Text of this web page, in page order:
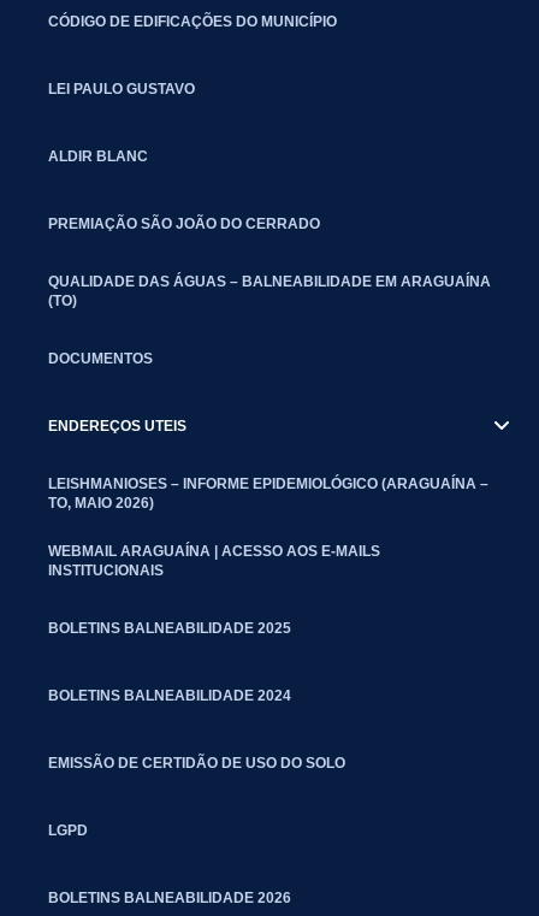
CÓDIGO DE EDIFICAÇÕES DO MUNICÍPIO
LEI PAULO GUSTAVO
ALDIR BLANC
PREMIAÇÃO SÃO JOÃO DO CERRADO
QUALIDADE DAS ÁGUAS – BALNEABILIDADE EM ARAGUAÍNA
(TO)
DOCUMENTOS
ENDEREÇOS UTEIS
LEISHMANIOSES – INFORME EPIDEMIOLÓGICO (ARAGUAÍNA –
TO, MAIO 2026)
WEBMAIL ARAGUAÍNA | ACESSO AOS E-MAILS
INSTITUCIONAIS
BOLETINS BALNEABILIDADE 2025
BOLETINS BALNEABILIDADE 2024
EMISSÃO DE CERTIDÃO DE USO DO SOLO
LGPD
BOLETINS BALNEABILIDADE 2026